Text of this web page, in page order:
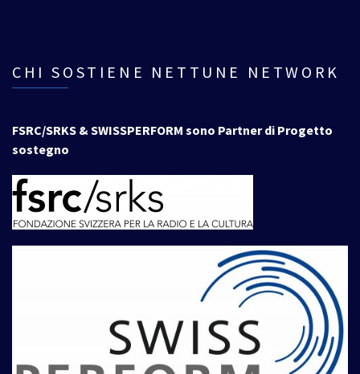
CHI SOSTIENE NETTUNE NETWORK
FSRC/SRKS & SWISSPERFORM sono Partner di Progetto
sostegno